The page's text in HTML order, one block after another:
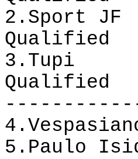
2.Sport JF
Qualified
3.Tupi
Qualified
4.
5. Paulo